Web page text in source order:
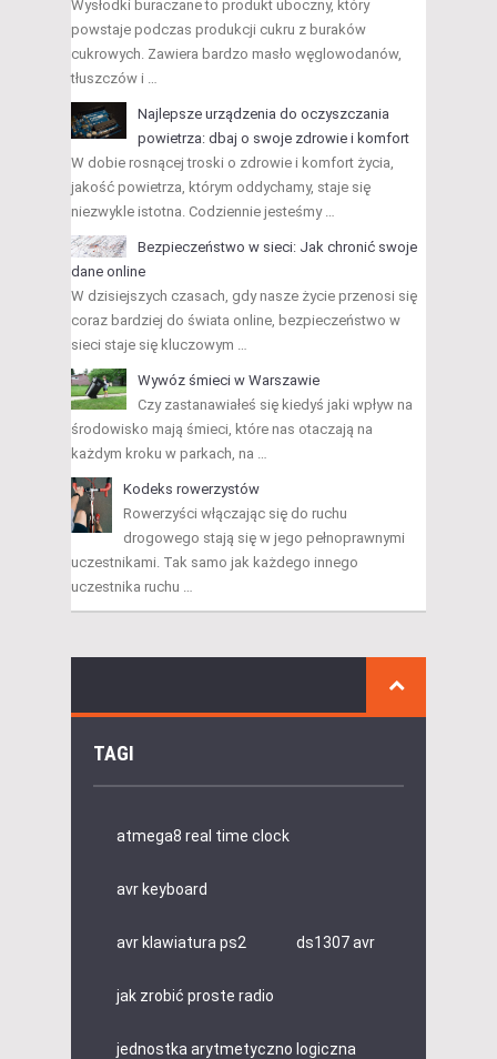
Wysłodki buraczane to produkt uboczny, który
powstaje podczas produkcji cukru z buraków
cukrowych. Zawiera bardzo masło węglowodanów,
tłuszczów i …
Najlepsze urządzenia do oczyszczania
powietrza: dbaj o swoje zdrowie i komfort
W dobie rosnącej troski o zdrowie i komfort życia,
jakość powietrza, którym oddychamy, staje się
niezwykle istotna. Codziennie jesteśmy …
Bezpieczeństwo w sieci: Jak chronić swoje
dane online
W dzisiejszych czasach, gdy nasze życie przenosi się
coraz bardziej do świata online, bezpieczeństwo w
sieci staje się kluczowym …
Wywóz śmieci w Warszawie
Czy zastanawiałeś się kiedyś jaki wpływ na
środowisko mają śmieci, które nas otaczają na
każdym kroku w parkach, na …
Kodeks rowerzystów
Rowerzyści włączając się do ruchu
drogowego stają się w jego pełnoprawnymi
uczestnikami. Tak samo jak każdego innego
uczestnika ruchu …
TAGI
atmega8 real time clock
avr keyboard
avr klawiatura ps2 ds1307 avr
jak zrobić proste radio
jednostka arytmetyczno logiczna